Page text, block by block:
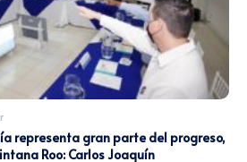
representa gran parte del progreso,
Roo: Carlos Joaquín